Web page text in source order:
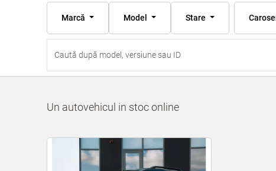
Marcă Model Stare
Un autovehicul in stoc online